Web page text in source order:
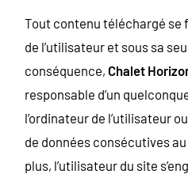
Tout contenu téléchargé se
de l’utilisateur et sous sa
conséquence, Chalet
responsable d’un
l’ordinateur de l’utilisateur
de données consécutives
plus, l’utilisateur du site